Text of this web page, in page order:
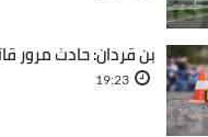
بن قردان: حادث مرور
19:23